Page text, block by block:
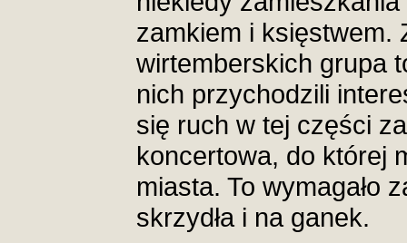
zamkiem i księstwem.
wirtemberskich grupa
nich przychodzili
się ruch w tej części
koncertowa, do której
miasta. To wymagało
skrzydła i na ganek.